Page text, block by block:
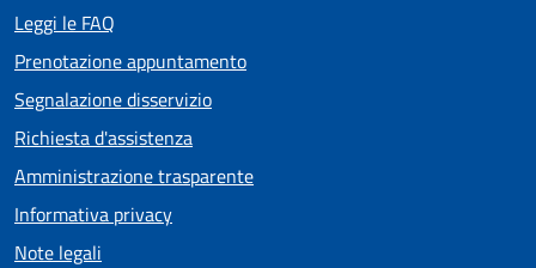
Leggi le FAQ
Prenotazione appuntamento
Segnalazione disservizio
Richiesta d'assistenza
Amministrazione trasparente
Informativa privacy
Note legali